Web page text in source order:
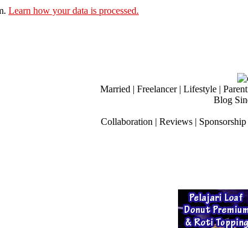
Learn how your data is processed.
Married | Freelancer | Lifestyle |
Blog
Collaboration | Reviews |